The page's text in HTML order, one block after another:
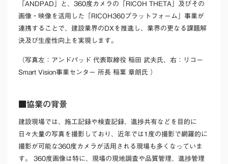
「ANDPAD」と、360度カメラの「RICOH THETA」及びその
画像・映像を活用した「RICOH360プラットフォーム」事業が
連携することで、建設業界のDXを推進し、業界の更なる課題解
決及び生産性向上を実現します。
（写真左：アンドパッド 代表取締役 稲田 武夫氏、右：リコー
Smart Vision事業センター 所長 稲葉 章朗氏 ）
■協業の背景
建設現場では、施工記録や検査記録、進捗共有などを目的に
日々大量の写真を撮影しており、近年では1度の撮影で網羅的に
撮影が可能な360度カメラが活用される現場も多くなっていま
す。 360度画像は特に、現場の現地調査や品質管理、進捗管理